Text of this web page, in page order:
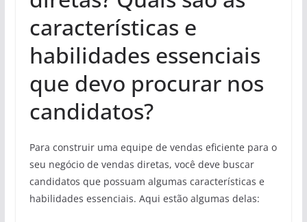
características e
habilidades essenciais
que devo procurar nos
candidatos?
Para construir uma equipe de vendas eficiente para o
seu negócio de vendas diretas, você deve buscar
candidatos que possuam algumas características e
habilidades essenciais. Aqui estão algumas delas: